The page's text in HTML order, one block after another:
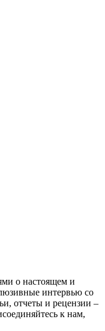
о настоящем и
интервью со
отчеты и рецензии –
к нам,